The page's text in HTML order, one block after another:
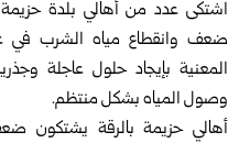
اشتكى عدد من أهالي بلدة
ضعف وانقطاع مياه الشرب في
المعنية بإيجاد حلول عاجلة
وصول المياه بشكل منتظم.